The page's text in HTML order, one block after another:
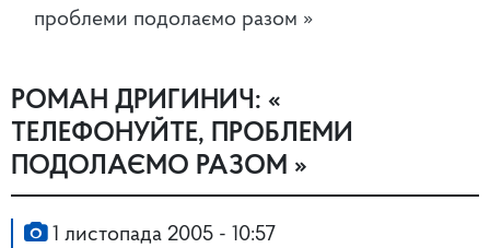
проблеми подолаємо разом »
РОМАН ДРИГИНИЧ: «
ТЕЛЕФОНУЙТЕ, ПРОБЛЕМИ
ПОДОЛАЄМО РАЗОМ »
1 листопада 2005 - 10:57